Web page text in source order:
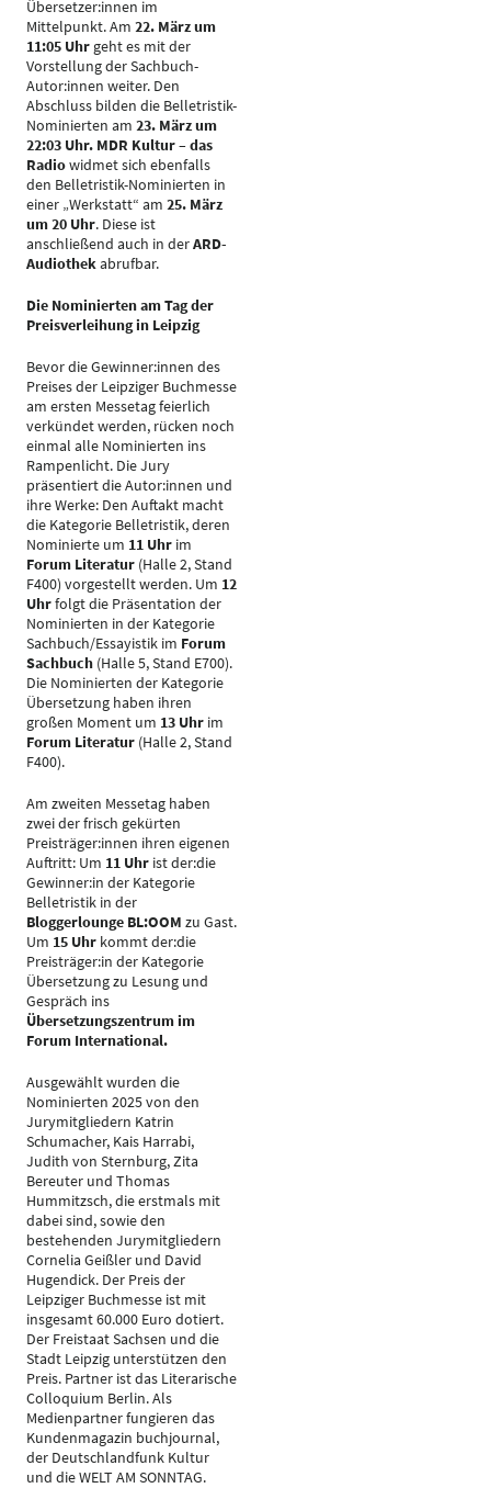
Übersetzer:innen im
Mittelpunkt. Am 22. März um
11:05 Uhr geht es mit der
Vorstellung der Sachbuch-
Autor:innen weiter. Den
Abschluss bilden die Belletristik-
Nominierten am 23. März um
22:03 Uhr. MDR Kultur – das
Radiowidmet sich ebenfalls
den Belletristik-Nominierten in
einer „Werkstatt“ am 25. März
um 20 Uhr. Diese ist
anschließend auch in derARD-
Audiothekabrufbar.
Die Nominierten am Tag der
Preisverleihung in Leipzig
Bevor die Gewinner:innen des
Preises der Leipziger Buchmesse
am ersten Messetag feierlich
verkündet werden, rücken noch
einmal alle Nominierten ins
Rampenlicht. Die Jury
präsentiert die Autor:innen und
ihre Werke: Den Auftakt macht
die Kategorie Belletristik, deren
Nominierte um 11 Uhr im
Forum Literatur (Halle 2, Stand
F400) vorgestellt werden. Um 12
Uhrfolgt die Präsentation der
Nominierten in der Kategorie
Sachbuch/Essayistik im Forum
Sachbuch (Halle 5, Stand E700).
Die Nominierten der Kategorie
Übersetzung haben ihren
großen Moment um 13 Uhr im
Forum Literatur (Halle 2, Stand
F400).
Am zweiten Messetag haben
zwei der frisch gekürten
Preisträger:innen ihren eigenen
Auftritt: Um 11 Uhr ist der:die
Gewinner:in der Kategorie
Belletristik in der
Bloggerlounge BL:OOM zu Gast.
Um 15 Uhr kommt der:die
Preisträger:in der Kategorie
Übersetzung zu Lesung und
Gespräch ins
Übersetzungszentrum im
Forum International.
Ausgewählt wurden die
Nominierten 2025 von den
Jurymitgliedern Katrin
Schumacher, Kais Harrabi,
Judith von Sternburg, Zita
Bereuter und Thomas
Hummitzsch, die erstmals mit
dabei sind, sowie den
bestehenden Jurymitgliedern
Cornelia Geißler und David
Hugendick. Der Preis der
Leipziger Buchmesse ist mit
insgesamt 60.000 Euro dotiert.
Der Freistaat Sachsen und die
Stadt Leipzig unterstützen den
Preis. Partner ist das Literarische
Colloquium Berlin. Als
Medienpartner fungieren das
Kundenmagazin buchjournal,
der Deutschlandfunk Kultur
und die WELT AM SONNTAG.